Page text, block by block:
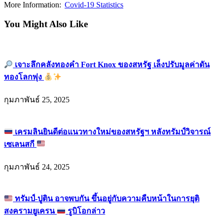
More Information: Covid-19 Statistics
You Might Also Like
เจาะลึกคลังทองคำ Fort Knox ของสหรัฐ เล็งปรับมูลค่าดัน
ทองโลกพุ่ง
กุมภาพันธ์ 25, 2025
เครมลินยินดีต่อแนวทางใหม่ของสหรัฐฯ หลังทรัมป์วิจารณ์
เซเลนสกี
กุมภาพันธ์ 24, 2025
ทรัมป์-ปูติน อาจพบกัน ขึ้นอยู่กับความคืบหน้าในการยุติ
สงครามยูเครน
รูบิโอกล่าว